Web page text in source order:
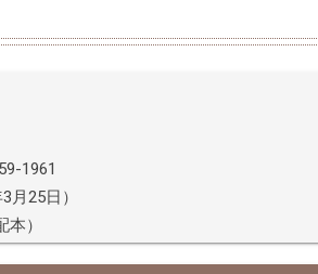
1961
月25日）
本）